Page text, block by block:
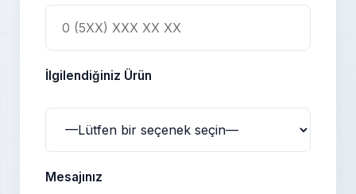
İlgilendiğiniz Ürün
Mesajınız